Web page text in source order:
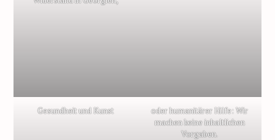
Gesundheit und Kunst
oder humanitärer Hilfe: Wir
machen keine inhaltlichen
Vorgaben.